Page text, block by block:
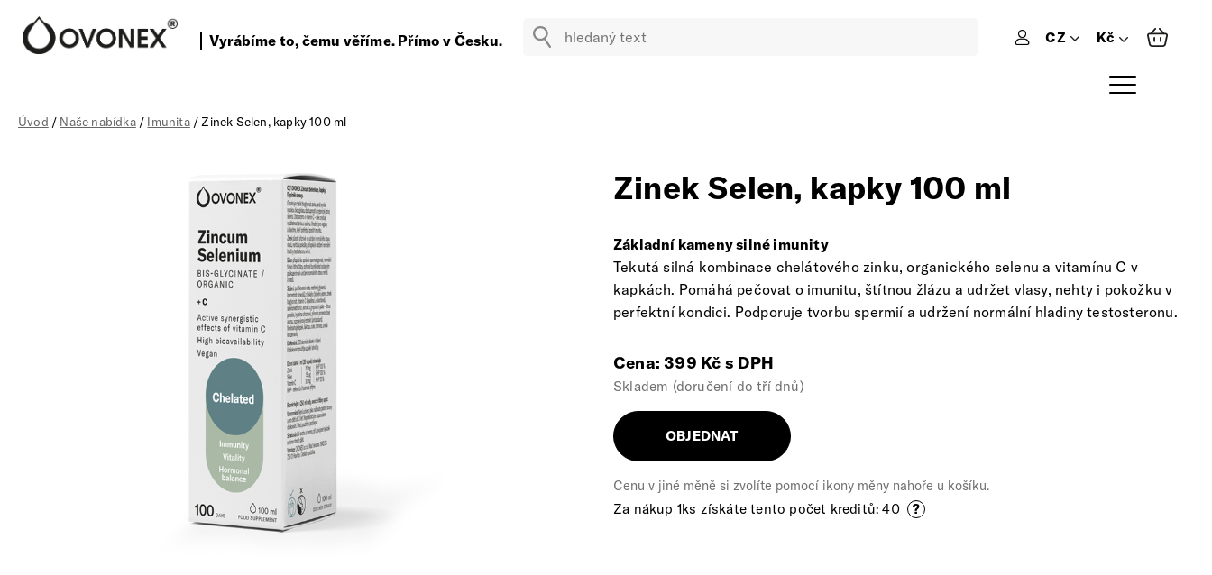
Vyrábíme to, čemu věříme. Přímo v Česku. CZ
Úvod / Naše nabídka/ Imunita/ Zinek Selen, kapky 100 ml
Zinek Selen, kapky 100 ml
Základní kameny silné imunity
Tekutá silná kombinace chelátového zinku, organického selenu a vitamínu C v
kapkách. Pomáhá pečovat o imunitu, štítnou žlázu a udržet vlasy, nehty i pokožku v
perfektní kondici. Podporuje tvorbu spermií a udržení normální hladiny testosteronu.
Cena: 399 Kč s DPH
Skladem (doručení do tří dnů)
OBJEDNAT
Cenu v jiné měně si zvolíte pomocí ikony měny nahoře u košíku.
Za nákup 1ks získáte tento počet kreditů: 40 ?